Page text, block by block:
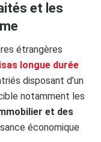
et les
étrangères
longue durée
disposant d’un
notamment les
et des
économique